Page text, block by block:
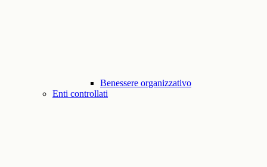
Benessere organizzativo
Enti controllati